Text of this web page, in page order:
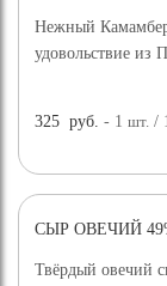
Нежный
удовольствие из
325 руб. - 1шт. /
ХИТ ПРОДАЖ
СЫР ОВЕЧИЙ
Твёрдый овечий